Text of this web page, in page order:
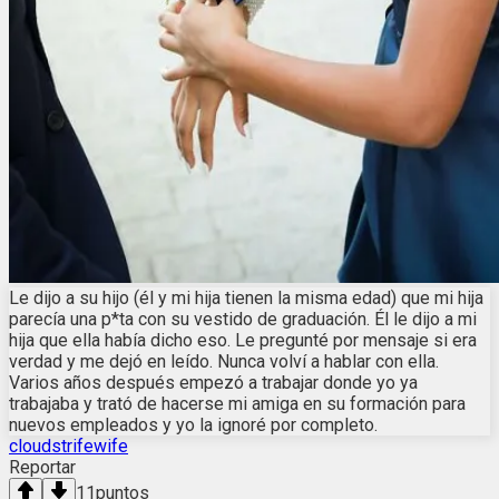
Le dijo a su hijo (él y mi hija tienen la misma edad) que mi hija
parecía una p*ta con su vestido de graduación. Él le dijo a mi
hija que ella había dicho eso. Le pregunté por mensaje si era
verdad y me dejó en leído. Nunca volví a hablar con ella.
Varios años después empezó a trabajar donde yo ya
trabajaba y trató de hacerse mi amiga en su formación para
nuevos empleados y yo la ignoré por completo.
cloudstrifewife
Reportar
11puntos